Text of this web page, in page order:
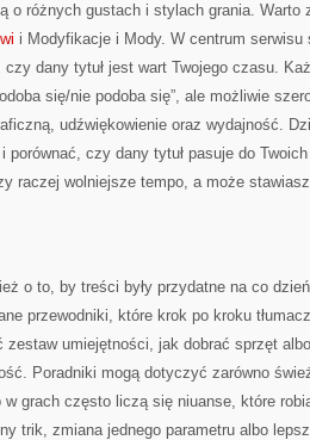
o różnych gustach i stylach grania.
i Modyfikacje i Mody. W centrum serwisu
dany tytuł jest wart Twojego czasu.
się/nie podoba się”, ale możliwie
udźwiękowienie oraz wydajność.
porównać, czy dany tytuł pasuje do
raczej wolniejsze tempo, a może
o to, by treści były przydatne na co
przewodniki, które krok po kroku
zestaw umiejętności, jak dobrać sprzęt
Poradniki mogą dotyczyć zarówno
w grach często liczą się niuanse, które
trik, zmiana jednego parametru albo